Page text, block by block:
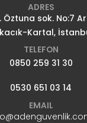
ADRES
sok. No:7
Kartal,
TELEFON
0850 259 31 30
0530 651 03 14
EMAIL